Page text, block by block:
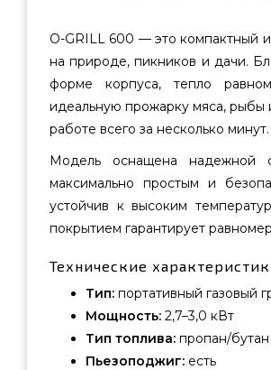
O-GRILL 600 — это компактный
на природе, пикников и дачи.
форме корпуса, тепло
идеальную прожарку мяса, рыбы
работе всего за несколько минут.
Модель оснащена надежной
максимально простым и
устойчив к высоким
покрытием гарантирует
Технические
Тип: портативный газовый
Мощность: 2,7–3,0 кВт
Тип топлива: пропан/бутан
Пьезоподжиг: есть